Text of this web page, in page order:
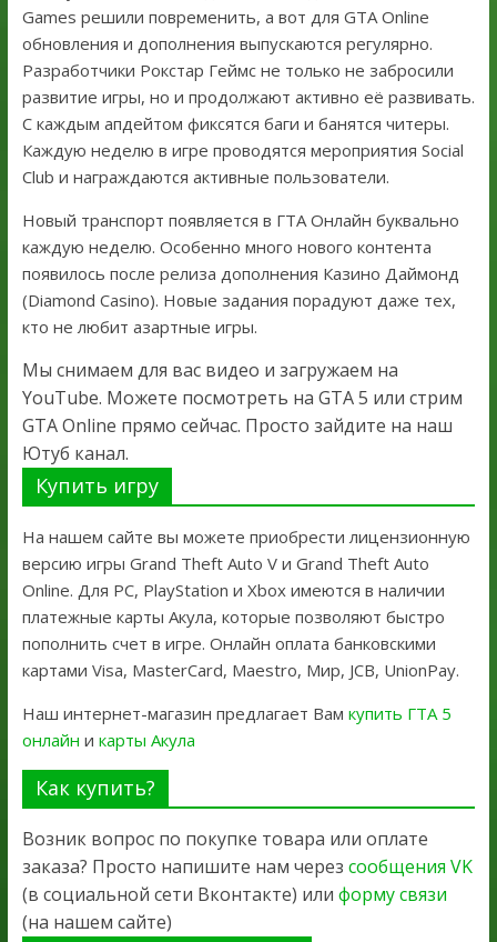
Games решили повременить, а вот для GTA Online
обновления и дополнения выпускаются регулярно.
Разработчики Рокстар Геймс не только не забросили
развитие игры, но и продолжают активно её развивать.
С каждым апдейтом фиксятся баги и банятся читеры.
Каждую неделю в игре проводятся мероприятия Social
Club и награждаются активные пользователи.
Новый транспорт появляется в ГТА Онлайн буквально
каждую неделю. Особенно много нового контента
появилось после релиза дополнения Казино Даймонд
(Diamond Casino). Новые задания порадуют даже тех,
кто не любит азартные игры.
Мы снимаем для вас видео и загружаем на
YouTube. Можете посмотреть на GTA 5 или стрим
GTA Online прямо сейчас. Просто зайдите на наш
Ютуб канал.
Купить игру
На нашем сайте вы можете приобрести лицензионную
версию игры Grand Theft Auto V и Grand Theft Auto
Online. Для PC, PlayStation и Xbox имеются в наличии
платежные карты Акула, которые позволяют быстро
пополнить счет в игре. Онлайн оплата банковскими
картами Visa, MasterCard, Maestro, Мир, JCB, UnionPay.
Наш интернет-магазин предлагает Вам купить ГТА 5
онлайн и карты Акула
Как купить?
Возник вопрос по покупке товара или оплате
заказа? Просто напишите нам через сообщения VK
(в социальной сети Вконтакте) или форму связи
(на нашем сайте)